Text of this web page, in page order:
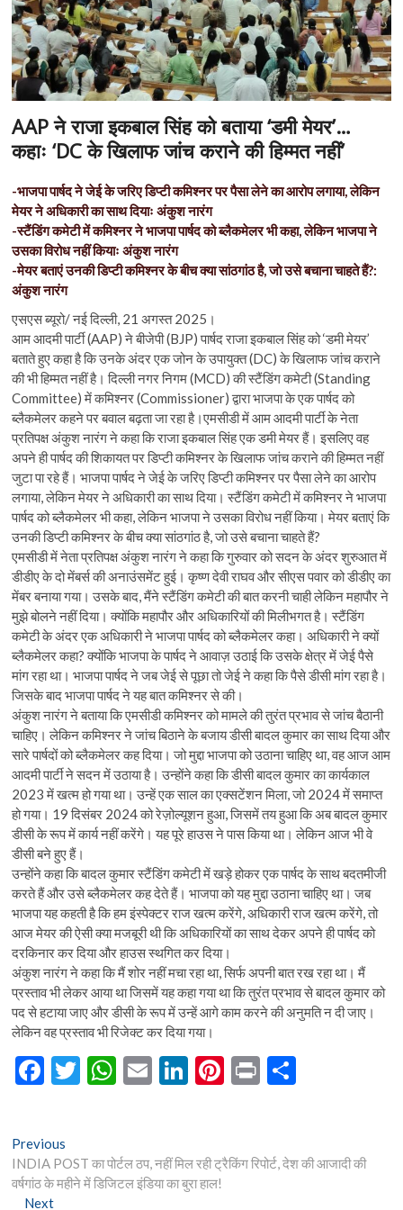
AAP ने राजा इकबाल सिंह को बताया ‘डमी मेयर’…
कहाः ‘DC के खिलाफ जांच कराने की हिम्मत नहीं’
-भाजपा पार्षद ने जेई के जरिए डिप्टी कमिश्नर पर पैसा लेने का आरोप लगाया, लेकिन
मेयर ने अधिकारी का साथ दियाः अंकुश नारंग
-स्टैंडिंग कमेटी में कमिश्नर ने भाजपा पार्षद को ब्लैकमेलर भी कहा, लेकिन भाजपा ने
उसका विरोध नहीं कियाः अंकुश नारंग
-मेयर बताएं उनकी डिप्टी कमिश्नर के बीच क्या सांठगांठ है, जो उसे बचाना चाहते हैं?:
अंकुश नारंग
एसएस ब्यूरो/ नई दिल्ली, 21 अगस्त 2025।
आम आदमी पार्टी (AAP) ने बीजेपी (BJP) पार्षद राजा इकबाल सिंह को ‘डमी मेयर’
बताते हुए कहा है कि उनके अंदर एक जोन के उपायुक्त (DC) के खिलाफ जांच कराने
की भी हिम्मत नहीं है। दिल्ली नगर निगम (MCD) की स्टैंडिंग कमेटी (Standing
Committee) में कमिश्नर (Commissioner) द्वारा भाजपा के एक पार्षद को
ब्लैकमेलर कहने पर बवाल बढ़ता जा रहा है।एमसीडी में आम आदमी पार्टी के नेता
प्रतिपक्ष अंकुश नारंग ने कहा कि राजा इकबाल सिंह एक डमी मेयर हैं। इसलिए वह
अपने ही पार्षद की शिकायत पर डिप्टी कमिश्नर के खिलाफ जांच कराने की हिम्मत नहीं
जुटा पा रहे हैं। भाजपा पार्षद ने जेई के जरिए डिप्टी कमिश्नर पर पैसा लेने का आरोप
लगाया, लेकिन मेयर ने अधिकारी का साथ दिया। स्टैंडिंग कमेटी में कमिश्नर ने भाजपा
पार्षद को ब्लैकमेलर भी कहा, लेकिन भाजपा ने उसका विरोध नहीं किया। मेयर बताएं कि
उनकी डिप्टी कमिश्नर के बीच क्या सांठगांठ है, जो उसे बचाना चाहते हैं?
एमसीडी में नेता प्रतिपक्ष अंकुश नारंग ने कहा कि गुरुवार को सदन के अंदर शुरुआत में
डीडीए के दो मेंबर्स की अनाउंसमेंट हुई। कृष्ण देवी राघव और सीएस पवार को डीडीए का
मेंबर बनाया गया। उसके बाद, मैंने स्टैंडिंग कमेटी की बात करनी चाही लेकिन महापौर ने
मुझे बोलने नहीं दिया। क्योंकि महापौर और अधिकारियों की मिलीभगत है। स्टैंडिंग
कमेटी के अंदर एक अधिकारी ने भाजपा पार्षद को ब्लैकमेलर कहा। अधिकारी ने क्यों
ब्लैकमेलर कहा? क्योंकि भाजपा के पार्षद ने आवाज़ उठाई कि उसके क्षेत्र में जेई पैसे
मांग रहा था। भाजपा पार्षद ने जब जेई से पूछा तो जेई ने कहा कि पैसे डीसी मांग रहा है।
जिसके बाद भाजपा पार्षद ने यह बात कमिश्नर से की।
अंकुश नारंग ने बताया कि एमसीडी कमिश्नर को मामले की तुरंत प्रभाव से जांच बैठानी
चाहिए। लेकिन कमिश्नर ने जांच बिठाने के बजाय डीसी बादल कुमार का साथ दिया और
सारे पार्षदों को ब्लैकमेलर कह दिया। जो मुद्दा भाजपा को उठाना चाहिए था, वह आज आम
आदमी पार्टी ने सदन में उठाया है। उन्होंने कहा कि डीसी बादल कुमार का कार्यकाल
2023 में खत्म हो गया था। उन्हें एक साल का एक्सटेंशन मिला, जो 2024 में समाप्त
हो गया। 19 दिसंबर 2024 को रेज़ोल्यूशन हुआ, जिसमें तय हुआ कि अब बादल कुमार
डीसी के रूप में कार्य नहीं करेंगे। यह पूरे हाउस ने पास किया था। लेकिन आज भी वे
डीसी बने हुए हैं।
उन्होंने कहा कि बादल कुमार स्टैंडिंग कमेटी में खड़े होकर एक पार्षद के साथ बदतमीजी
करते हैं और उसे ब्लैकमेलर कह देते हैं। भाजपा को यह मुद्दा उठाना चाहिए था। जब
भाजपा यह कहती है कि हम इंस्पेक्टर राज खत्म करेंगे, अधिकारी राज खत्म करेंगे, तो
आज मेयर की ऐसी क्या मजबूरी थी कि अधिकारियों का साथ देकर अपने ही पार्षद को
दरकिनार कर दिया और हाउस स्थगित कर दिया।
अंकुश नारंग ने कहा कि मैं शोर नहीं मचा रहा था, सिर्फ अपनी बात रख रहा था। मैं
प्रस्ताव भी लेकर आया था जिसमें यह कहा गया था कि तुरंत प्रभाव से बादल कुमार को
पद से हटाया जाए और डीसी के रूप में उन्हें आगे काम करने की अनुमति न दी जाए।
लेकिन वह प्रस्ताव भी रिजेक्ट कर दिया गया।
F
b
o
T
er
W
s
A
E
l
Li
dI
n
Pi
es
Pr
e
Post
navigation
Previous
post:
INDIA POST का पोर्टल ठप, नहीं मिल रही ट्रैकिंग रिपोर्ट, देश की आजादी की
वर्षगांठ के महीने में डिजिटल इंडिया का बुरा हाल!
NextNext